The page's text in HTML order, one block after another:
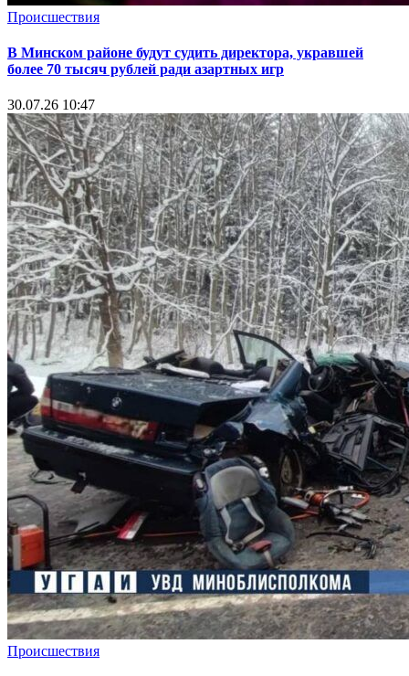
Происшествия
В Минском районе будут судить директора, укравшей
более 70 тысяч рублей ради азартных игр
30.07.26 10:47
Происшествия